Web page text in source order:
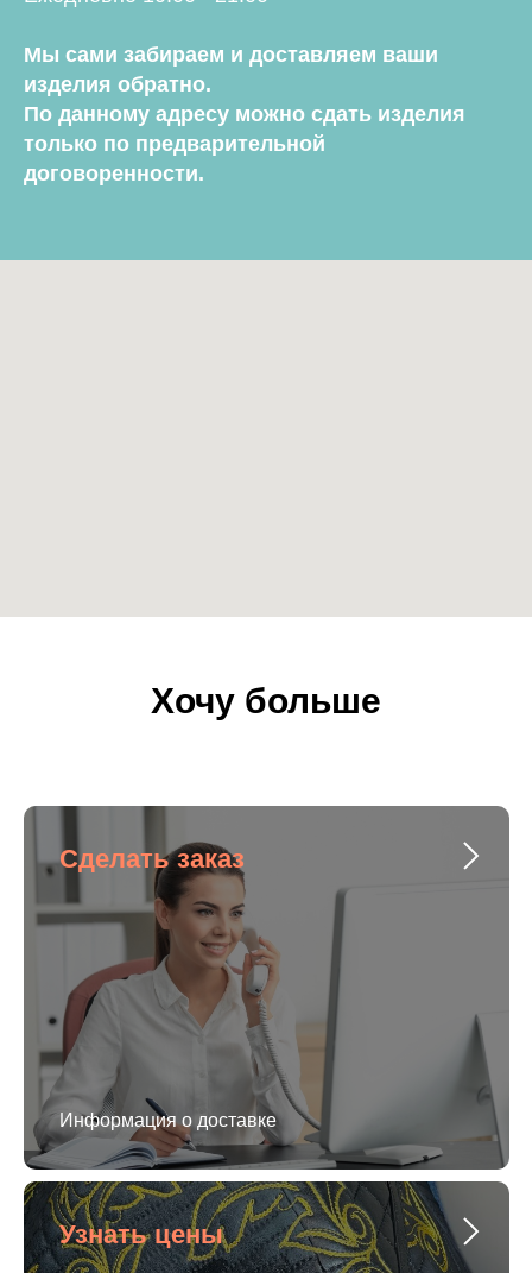
Мы сами забираем и доставляем ваши
изделия обратно.
По данному адресу можно сдать изделия
только по предварительной
договоренности.
Хочу больше
Сделать заказ
Информация о доставке
Узнать цены